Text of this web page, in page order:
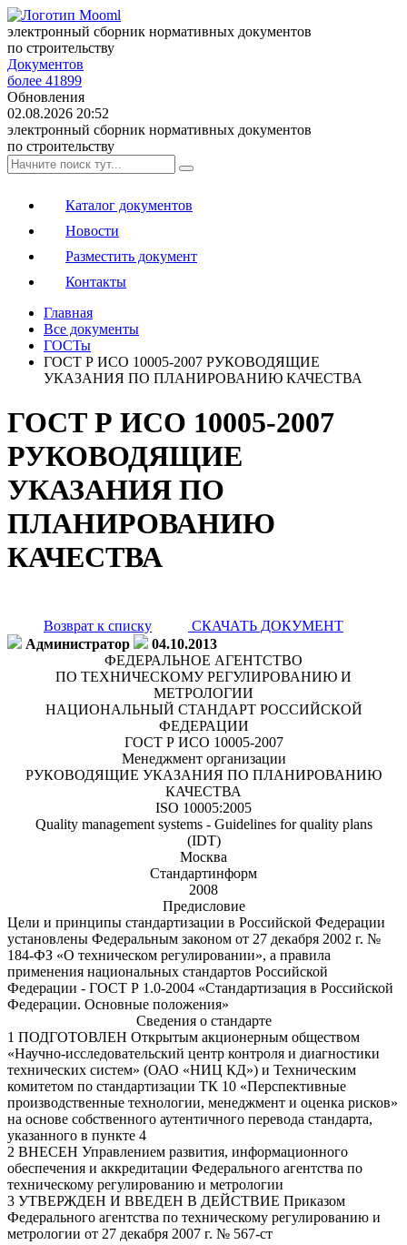
электронный сборник нормативных документов
по строительству
Документов
более 41899
Обновления
02.08.2026 20:52
электронный сборник нормативных документов
по строительству
Каталог документов
Новости
Разместить документ
Контакты
Главная
Все документы
ГОСТы
ГОСТ Р ИСО 10005-2007 РУКОВОДЯЩИЕ
УКАЗАНИЯ ПО ПЛАНИРОВАНИЮ КАЧЕСТВА
ГОСТ Р ИСО 10005-2007
РУКОВОДЯЩИЕ
УКАЗАНИЯ ПО
ПЛАНИРОВАНИЮ
КАЧЕСТВА
Возврат к списку
СКАЧАТЬ ДОКУМЕНТ
Администратор
04.10.2013
ФЕДЕРАЛЬНОЕ АГЕНТСТВО
ПО ТЕХНИЧЕСКОМУ РЕГУЛИРОВАНИЮ И
МЕТРОЛОГИИ
НАЦИОНАЛЬНЫЙ СТАНДАРТ РОССИЙСКОЙ
ФЕДЕРАЦИИ
ГОСТ Р ИСО 10005-2007
Менеджмент организации
РУКОВОДЯЩИЕ УКАЗАНИЯ ПО ПЛАНИРОВАНИЮ
КАЧЕСТВА
ISO 10005:2005
Quality management systems - Guidelines for quality plans
(IDT)
Москва
Стандартинформ
2008
Предисловие
Цели и принципы стандартизации в Российской Федерации
установлены Федеральным законом от 27 декабря 2002 г. №
184-ФЗ «О техническом регулировании», а правила
применения национальных стандартов Российской
Федерации - ГОСТ Р 1.0-2004 «Стандартизация в Российской
Федерации. Основные положения»
Сведения о стандарте
1 ПОДГОТОВЛЕН Открытым акционерным обществом
«Научно-исследовательский центр контроля и диагностики
технических систем» (ОАО «НИЦ КД») и Техническим
комитетом по стандартизации ТК 10 «Перспективные
производственные технологии, менеджмент и оценка рисков»
на основе собственного аутентичного перевода стандарта,
указанного в пункте 4
2 ВНЕСЕН Управлением развития, информационного
обеспечения и аккредитации Федерального агентства по
техническому регулированию и метрологии
3 УТВЕРЖДЕН И ВВЕДЕН В ДЕЙСТВИЕ Приказом
Федерального агентства по техническому регулированию и
метрологии от 27 декабря 2007 г. № 567-ст